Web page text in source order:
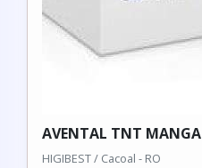
AVENTAL TNT
HIGIBEST / Cacoal - RO